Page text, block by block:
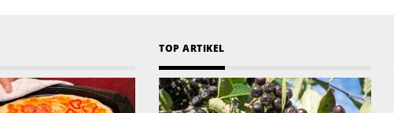
TOP ARTIKEL